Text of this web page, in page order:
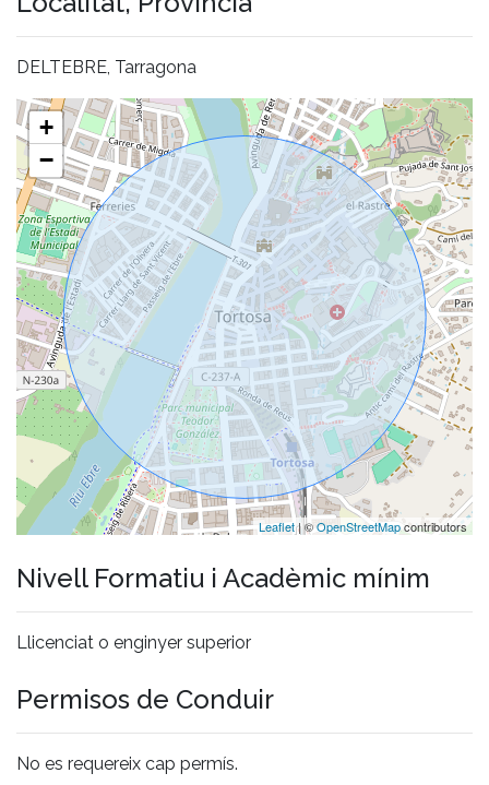
DELTEBRE, Tarragona
+
−
Leaflet| ©OpenStreetMapcontributors
Nivell Formatiu i Acadèmic mínim
Llicenciat o enginyer superior
Permisos de Conduir
No es requereix cap permís.